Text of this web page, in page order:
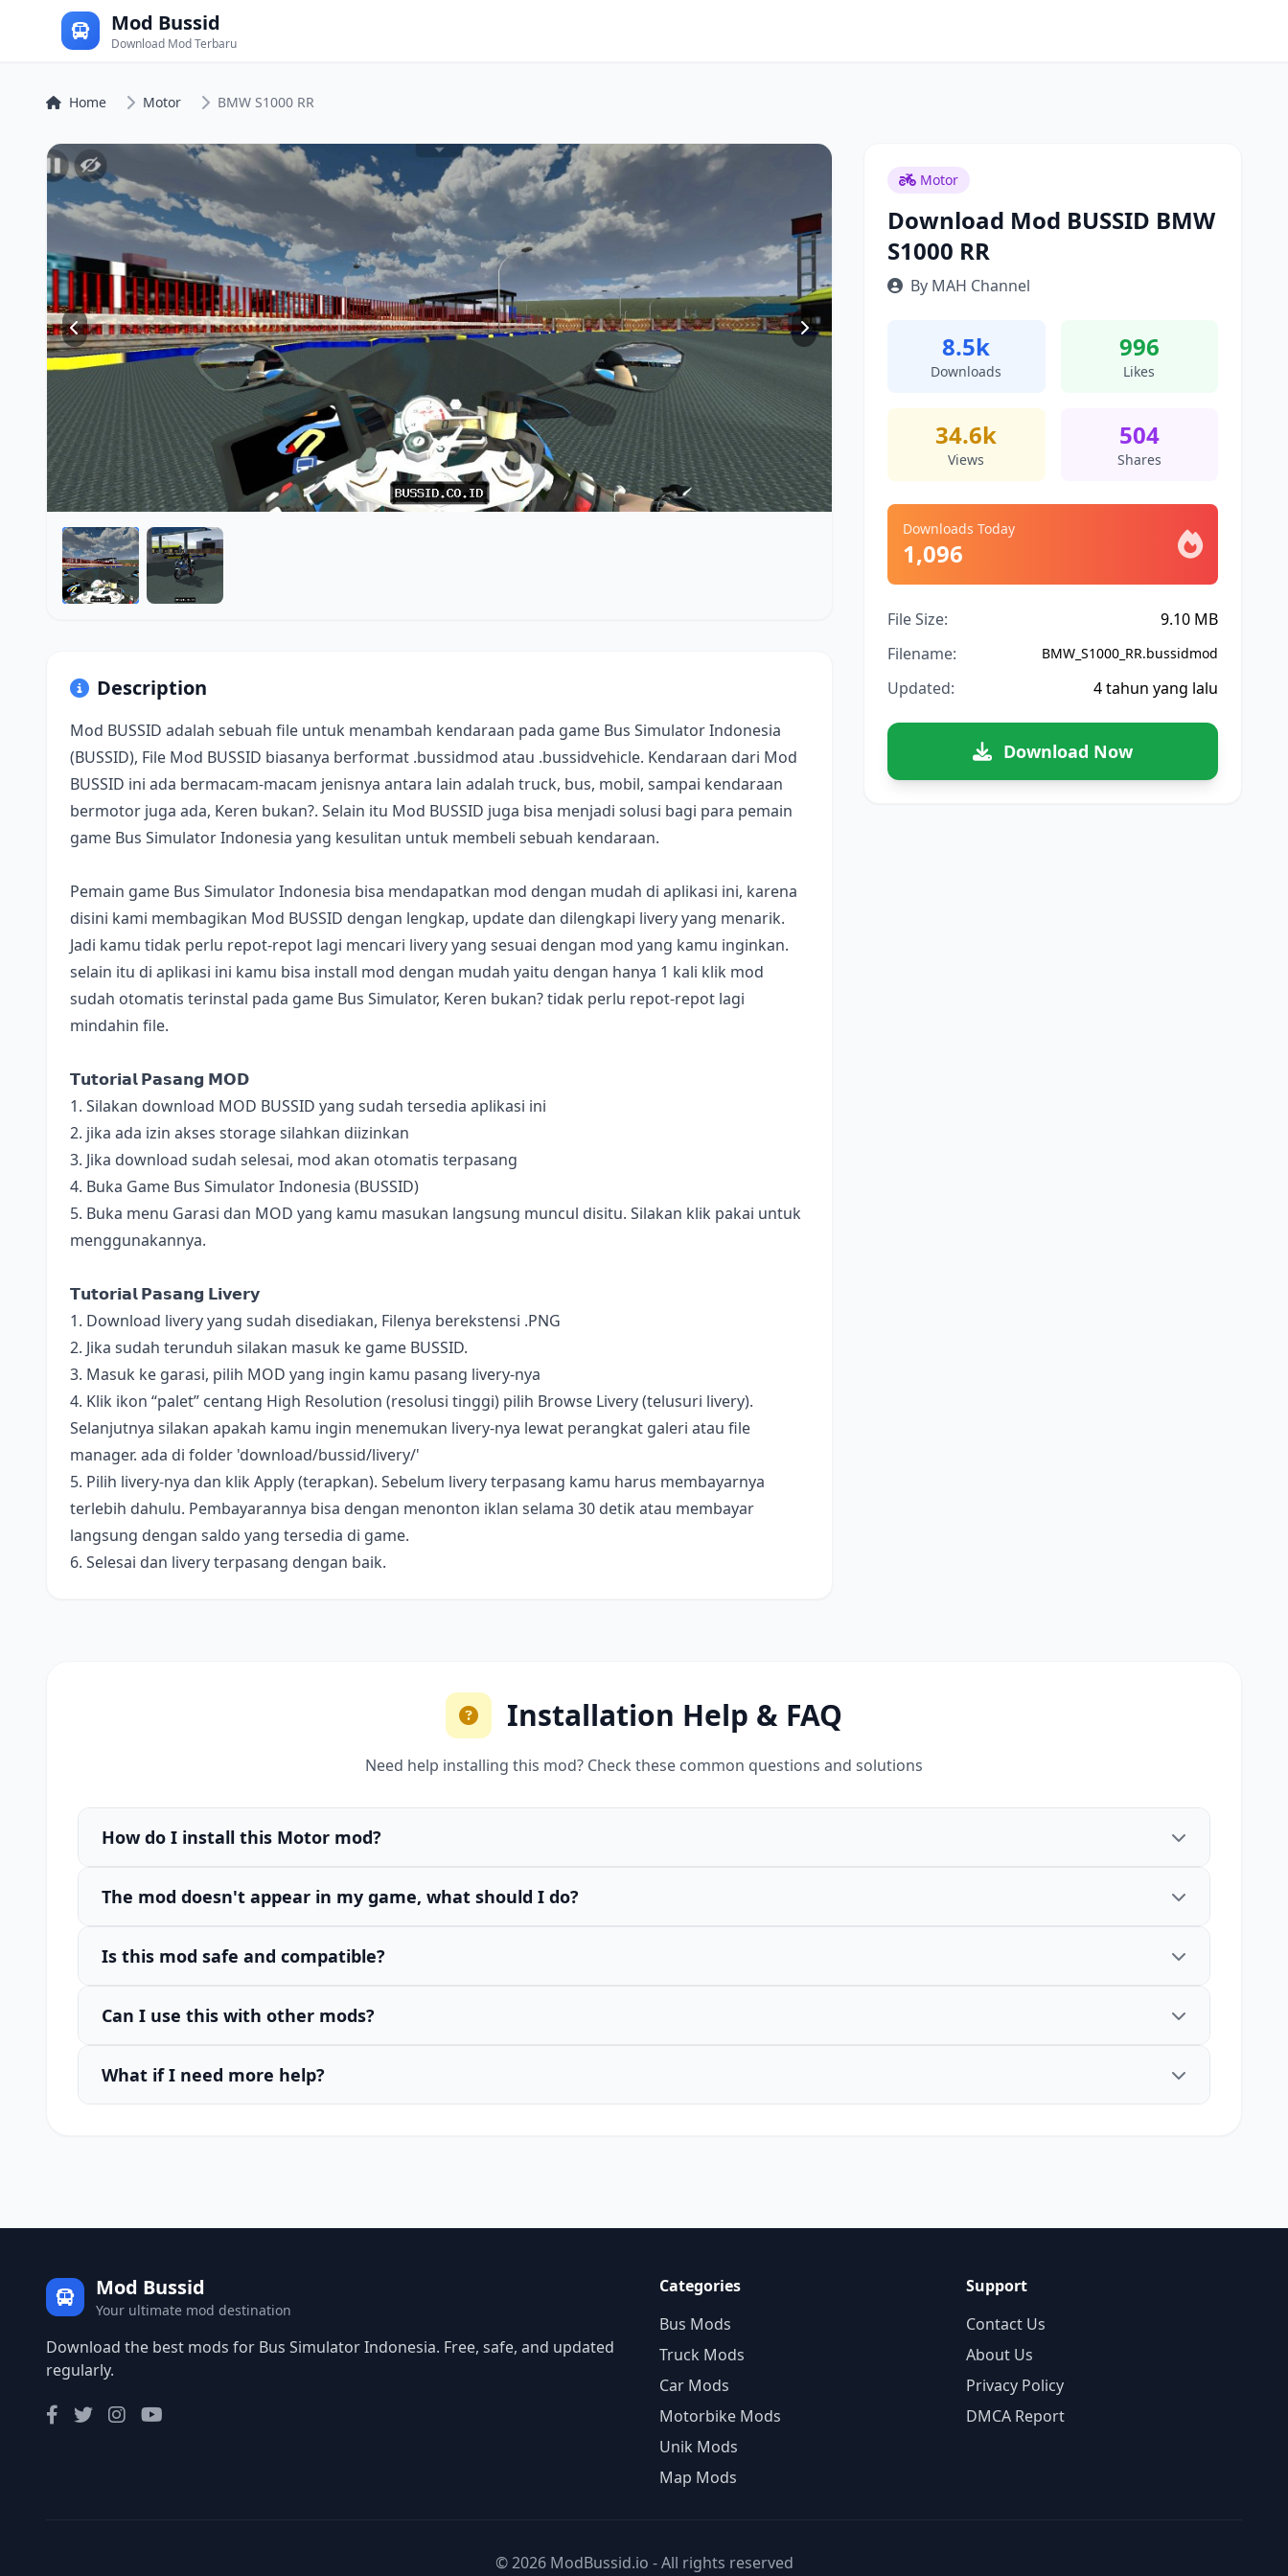
Mod Bussid
Download Mod Terbaru
Home Motor BMW S1000 RR
Description
Mod BUSSID adalah sebuah file untuk menambah kendaraan pada game Bus Simulator Indonesia
(BUSSID), File Mod BUSSID biasanya berformat .bussidmod atau .bussidvehicle. Kendaraan dari Mod
BUSSID ini ada bermacam-macam jenisnya antara lain adalah truck, bus, mobil, sampai kendaraan
bermotor juga ada, Keren bukan?. Selain itu Mod BUSSID juga bisa menjadi solusi bagi para pemain
game Bus Simulator Indonesia yang kesulitan untuk membeli sebuah kendaraan.
Pemain game Bus Simulator Indonesia bisa mendapatkan mod dengan mudah di aplikasi ini, karena
disini kami membagikan Mod BUSSID dengan lengkap, update dan dilengkapi livery yang menarik.
Jadi kamu tidak perlu repot-repot lagi mencari livery yang sesuai dengan mod yang kamu inginkan.
selain itu di aplikasi ini kamu bisa install mod dengan mudah yaitu dengan hanya 1 kali klik mod
sudah otomatis terinstal pada game Bus Simulator, Keren bukan? tidak perlu repot-repot lagi
mindahin file.
𝗧𝘂𝘁𝗼𝗿𝗶𝗮𝗹 𝗣𝗮𝘀𝗮𝗻𝗴 𝗠𝗢𝗗
1. Silakan download MOD BUSSID yang sudah tersedia aplikasi ini
2. jika ada izin akses storage silahkan diizinkan
3. Jika download sudah selesai, mod akan otomatis terpasang
4. Buka Game Bus Simulator Indonesia (BUSSID)
5. Buka menu Garasi dan MOD yang kamu masukan langsung muncul disitu. Silakan klik pakai untuk
menggunakannya.
𝗧𝘂𝘁𝗼𝗿𝗶𝗮𝗹 𝗣𝗮𝘀𝗮𝗻𝗴 𝗟𝗶𝘃𝗲𝗿𝘆
1. Download livery yang sudah disediakan, Filenya berekstensi .PNG
2. Jika sudah terunduh silakan masuk ke game BUSSID.
3. Masuk ke garasi, pilih MOD yang ingin kamu pasang livery-nya
4. Klik ikon “palet” centang High Resolution (resolusi tinggi) pilih Browse Livery (telusuri livery).
Selanjutnya silakan apakah kamu ingin menemukan livery-nya lewat perangkat galeri atau file
manager. ada di folder 'download/bussid/livery/'
5. Pilih livery-nya dan klik Apply (terapkan). Sebelum livery terpasang kamu harus membayarnya
terlebih dahulu. Pembayarannya bisa dengan menonton iklan selama 30 detik atau membayar
langsung dengan saldo yang tersedia di game.
6. Selesai dan livery terpasang dengan baik.
Motor
Download Mod BUSSID BMW
S1000 RR
By MAH Channel
8.5k
Downloads
996
Likes
34.6k
Views
504
Shares
Downloads Today
1,096
File Size:
9.10 MB
Filename:
BMW_S1000_RR.bussidmod
Updated: 4 tahun yang lalu
Download Now
Installation Help & FAQ
Need help installing this mod? Check these common questions and solutions
How do I install this Motor mod?
The mod doesn't appear in my game, what should I do?
Is this mod safe and compatible?
Can I use this with other mods?
What if I need more help?
Mod Bussid
Your ultimate mod destination
Download the best mods for Bus Simulator Indonesia. Free, safe, and updated
regularly.
Categories
Bus Mods
Truck Mods
Car Mods
Motorbike Mods
Unik Mods
Map Mods
Support
Contact Us
About Us
Privacy Policy
DMCA Report
© 2026 ModBussid.io - All rights reserved